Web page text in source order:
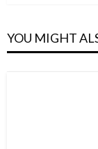
YOU MIGHT